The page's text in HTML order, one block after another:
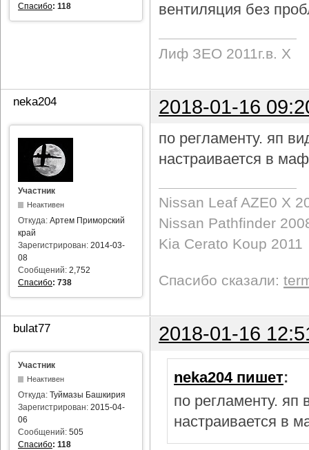
Спасибо: 118
вентиляция без
Лиф ЗЕО 2011г.в. Х
neka204 2018-01-16
Участник
Неактивен
Откуда: Артем Приморский
край
Зарегистрирован: 2014-03-
08
Сообщений: 2,752
Спасибо: 738
по регламенту. яп
настраивается в
Nissan Leaf AZE0 X
Nissan Pathfinder
Kia Cerato Koup 2011
Спасибо сказали:
bulat77 2018-01-16
Участник
Неактивен
Откуда: Туймазы Башкирия
Зарегистрирован: 2015-04-
06
Сообщений: 505
Спасибо: 118
neka204 пишет:
по регламенту.
настраивается в